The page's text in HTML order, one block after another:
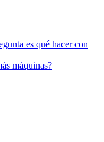
es qué hacer con
máquinas?